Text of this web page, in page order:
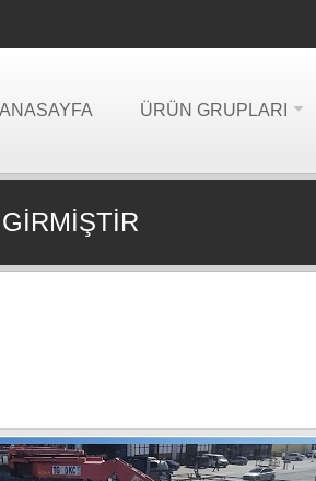
ANASAYFA ÜRÜN GRUPLARI